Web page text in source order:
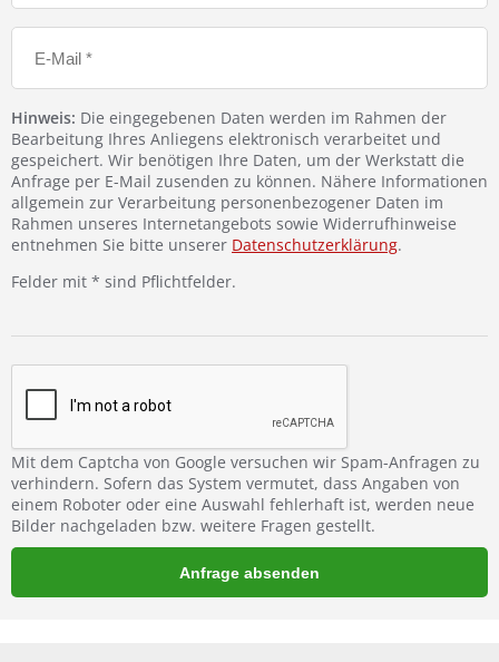
Hinweis: Die eingegebenen Daten werden im Rahmen der
Bearbeitung Ihres Anliegens elektronisch verarbeitet und
gespeichert. Wir benötigen Ihre Daten, um der Werkstatt die
Anfrage per E-Mail zusenden zu können. Nähere Informationen
allgemein zur Verarbeitung personenbezogener Daten im
Rahmen unseres Internetangebots sowie Widerrufhinweise
entnehmen Sie bitte unserer Datenschutzerklärung.
Felder mit * sind Pflichtfelder.
Mit dem Captcha von Google versuchen wir Spam-Anfragen zu
verhindern. Sofern das System vermutet, dass Angaben von
einem Roboter oder eine Auswahl fehlerhaft ist, werden neue
Bilder nachgeladen bzw. weitere Fragen gestellt.